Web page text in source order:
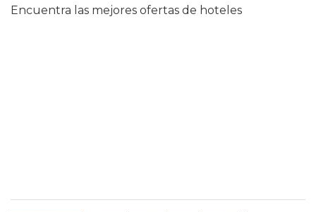
Encuentra las mejores ofertas de hoteles